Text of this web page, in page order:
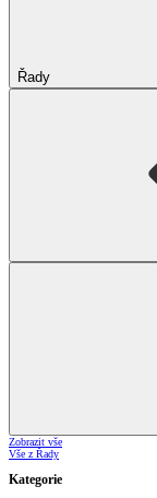
Řady
Zobrazit vše
Vše z Řady
Kategorie